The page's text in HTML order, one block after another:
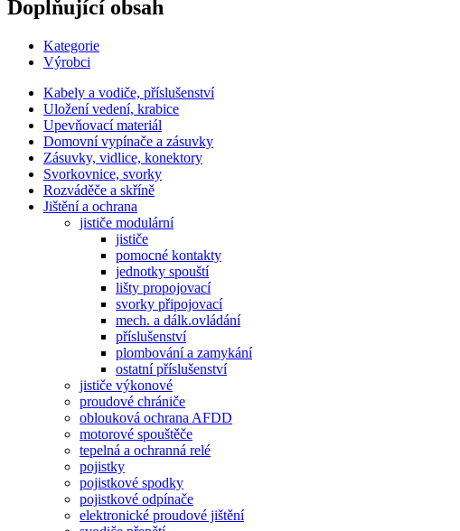
Doplňující obsah
Kategorie
Výrobci
Kabely a vodiče, příslušenství
Uložení vedení, krabice
Upevňovací materiál
Domovní vypínače a zásuvky
Zásuvky, vidlice, konektory
Svorkovnice, svorky
Rozváděče a skříně
Jištění a ochrana
jističe modulární
jističe
pomocné kontakty
jednotky spouští
lišty propojovací
svorky připojovací
mech. a dálk.ovládání
příslušenství
plombování a zamykání
ostatní příslušenství
jističe výkonové
proudové chrániče
oblouková ochrana AFDD
motorové spouštěče
tepelná a ochranná relé
pojistky
pojistkové spodky
pojistkové odpínače
elektronické proudové jištění